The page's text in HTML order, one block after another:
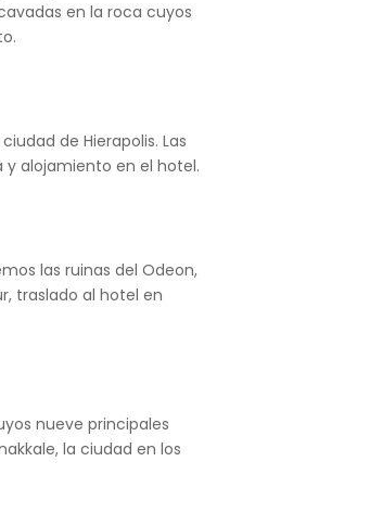
en la roca cuyos
de Hierapolis. Las
y alojamiento en el hotel.
las ruinas del Odeon,
traslado al hotel en
nueve principales
la ciudad en los